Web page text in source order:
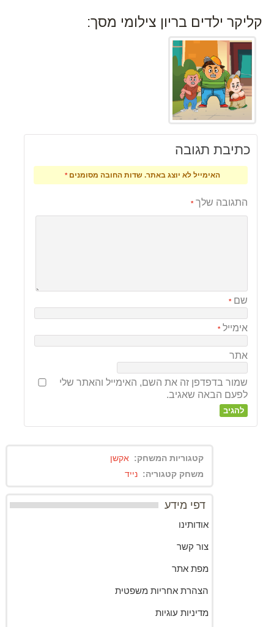
קליקר ילדים בריון צילומי מסך:
כתיבת תגובה
האימייל לא יוצג באתר. שדות החובה מסומנים*
התגובה שלך *
שם *
אימייל *
אתר
שמור בדפדפן זה את השם, האימייל והאתר שלי
לפעם הבאה שאגיב.
קטגוריות המשחק: אקשן
משחק קטגוריה:נייד
דפי מידע
אודותינו
צור קשר
מפת אתר
הצהרת אחריות משפטית
מדיניות עוגיות